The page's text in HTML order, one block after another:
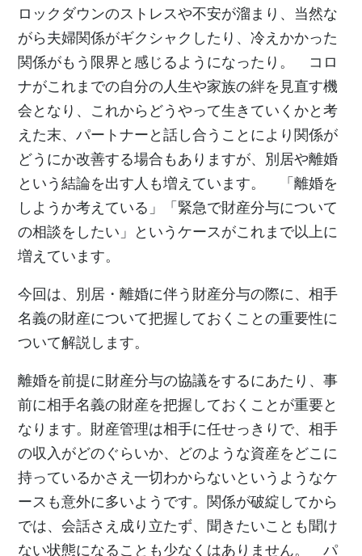
ロックダウンのストレスや不安が溜まり、当然な
がら夫婦関係がギクシャクしたり、冷えかかった
関係がもう限界と感じるようになったり。 コロ
ナがこれまでの自分の人生や家族の絆を見直す機
会となり、これからどうやって生きていくかと考
えた末、パートナーと話し合うことにより関係が
どうにか改善する場合もありますが、別居や離婚
という結論を出す人も増えています。 「離婚を
しようか考えている」「緊急で財産分与について
の相談をしたい」というケースがこれまで以上に
増えています。
今回は、別居・離婚に伴う財産分与の際に、相手
名義の財産について把握しておくことの重要性に
ついて解説します。
離婚を前提に財産分与の協議をするにあたり、事
前に相手名義の財産を把握しておくことが重要と
なります。財産管理は相手に任せっきりで、相手
の収入がどのぐらいか、どのような資産をどこに
持っているかさえ一切わからないというようなケ
ースも意外に多いようです。関係が破綻してから
では、会話さえ成り立たず、聞きたいことも聞け
ない状態になることも少なくはありません。 パ